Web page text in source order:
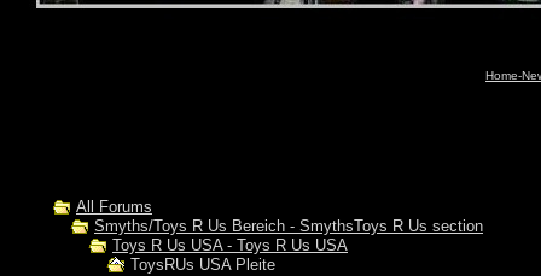
Home-
All Forums
Smyths/Toys R Us Bereich - SmythsToys R Us section
Toys R Us USA - Toys R Us USA
ToysRUs USA Pleite